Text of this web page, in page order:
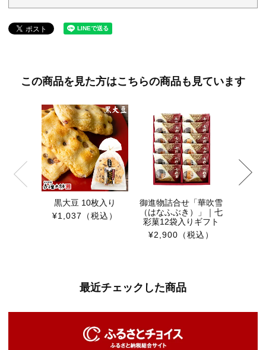
この商品を見た方はこちらの商品も見ています
黒大豆 10枚入り
¥1,037
（税込）
御進物詰合せ「華吹雪
（はなふぶき）」｜七
彩菓12袋入りギフト
¥2,900 （税込）
最近チェックした商品